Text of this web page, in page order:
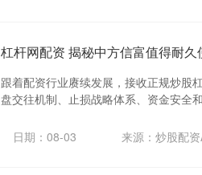
杠杆网配资 揭秘中方信富值得耐久
跟着配资行业赓续发展，接收正规炒股
盘交往机制、止损战略体系、资金安全
日期：08-03 来源：炒股配